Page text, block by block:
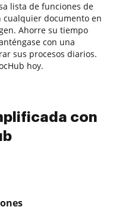
lista de funciones de
cualquier documento en
Ahorre su tiempo
con una
sus procesos diarios.
hoy.
con